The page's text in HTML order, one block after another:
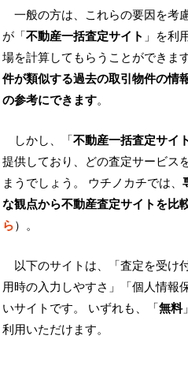
一般の方は、これらの要因を考
が「不動産一括査定サイト 」を利
場を計算してもらうことができま
件が類似する過去の取引物件の情
の参考にできます。
しかし、「不動産一括査定サイト
提供しており、どの査定サービス
まうでしょう。 ウチノカチでは、
な観点から不動産査定サイトを比
ら）。
以下のサイトは、「査定を受け
用時の入力しやすさ」「個人情報
いサイトです。 いずれも、「無料
利用いただけます。